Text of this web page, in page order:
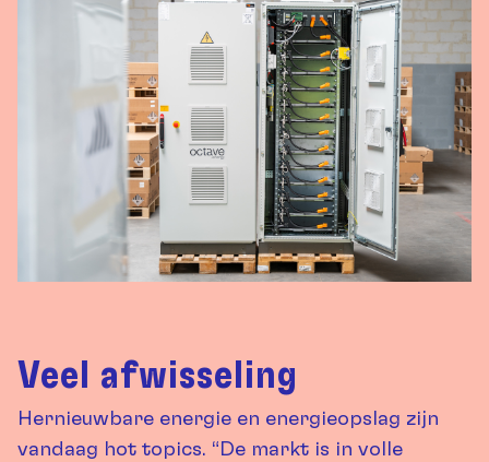
Veel afwisseling
Hernieuwbare energie en energieopslag zijn
vandaag hot topics. “De markt is in volle